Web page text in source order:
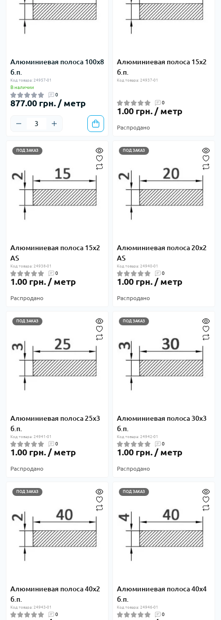
Алюминиевая полоса 100х8
б.п.
Код товара: 24957-01
В наличии
0
877.00 грн. / метр
Алюминиевая полоса 15х2
б.п.
Код товара: 24937-01
0
1.00 грн. / метр
Распродано
ПОД ЗАКАЗ
Алюминиевая полоса 15х2
AS
Код товара: 24938-01
0
1.00 грн. / метр
Распродано
ПОД ЗАКАЗ
Алюминиевая полоса 20х2
AS
Код товара: 24940-01
0
1.00 грн. / метр
Распродано
ПОД ЗАКАЗ
Алюминиевая полоса 25х3
б.п.
Код товара: 24941-01
0
1.00 грн. / метр
Распродано
ПОД ЗАКАЗ
Алюминиевая полоса 30х3
б.п.
Код товара: 24942-01
0
1.00 грн. / метр
Распродано
ПОД ЗАКАЗ
Алюминиевая полоса 40х2
б.п.
Код товара: 24943-01
0
ПОД ЗАКАЗ
Алюминиевая полоса 40х4
б.п.
Код товара: 24946-01
0